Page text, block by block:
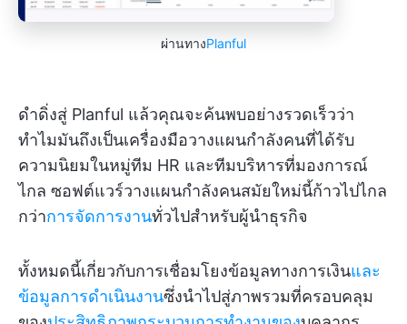
ผ่านทางPlanful
ดำดิ่งสู่ Planful แล้วคุณจะค้นพบอย่างรวดเร็วว่า
ทำไมมันถึงเป็นเครื่องมือวางแผนกำลังคนที่ได้รับ
ความนิยมในหมู่ทีม HR และทีมบริหารที่มองการณ์
ไกล ซอฟต์แวร์วางแผนกำลังคนสมัยใหม่นี้ก้าวไปไกล
กว่าการจัดการงานทั่วไปสำหรับผู้นำธุรกิจ
ทั้งหมดนี้เกี่ยวกับการเชื่อมโยงข้อมูลทางการเงินและ
ข้อมูลการดำเนินงานซึ่งนำไปสู่ภาพรวมที่ครอบคลุม